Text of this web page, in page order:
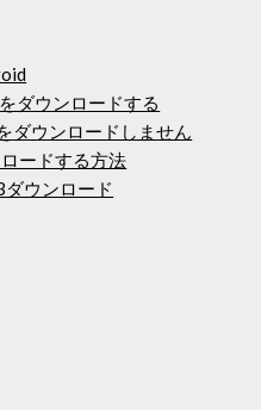
ダウンロードする
ダウンロードしません
ードする方法
ウンロード